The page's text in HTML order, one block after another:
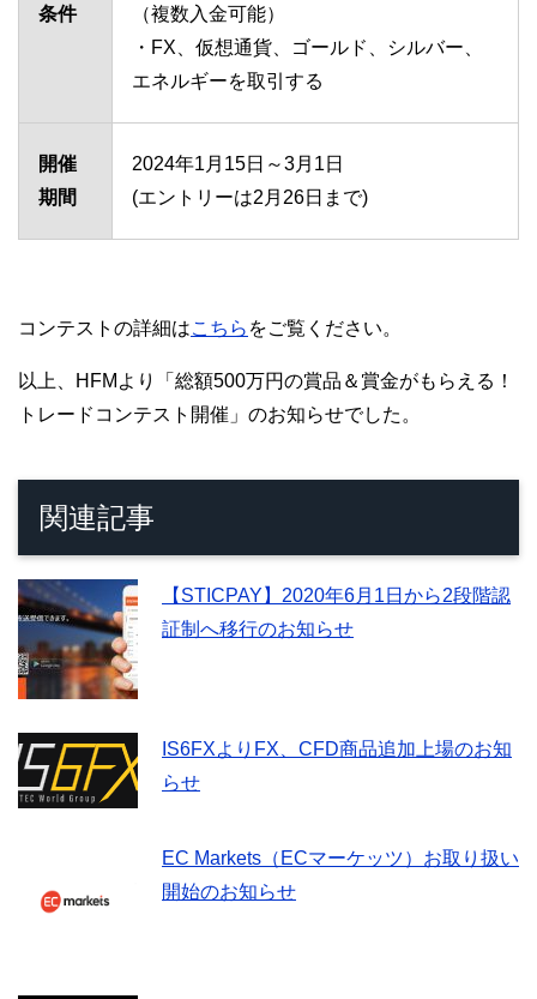
条件
（複数入金可能）
・FX、仮想通貨、ゴールド、シルバー、
エネルギーを取引する
開催
期間
2024年1月15日～3月1日
(エントリーは2月26日まで)
コンテストの詳細はこちら をご覧ください。
以上、HFMより「総額500万円の賞品＆賞金がもらえる！
トレードコンテスト開催」のお知らせでした。
関連記事
【STICPAY】2020年6月1日から2段階認
証制へ移行のお知らせ
IS6FXよりFX、CFD商品追加上場のお知
らせ
EC Markets（ECマーケッツ）お取り扱い
開始のお知らせ